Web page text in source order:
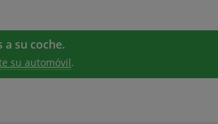
su coche.
su automóvil.